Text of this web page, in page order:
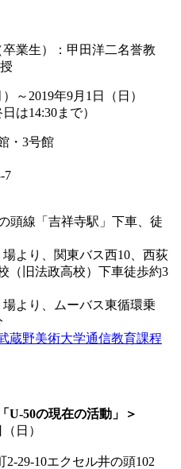
業生）：甲田洋二名誉教
～2019年9月1日（日）
は14:30まで）
・3号館
7
頭線「吉祥寺駅」下車、徒
より、関東バス西10、西荻
（旧法政高校）下車徒歩約3
場より、ムーバス東循環乗
蔵野美術大学通信教育課程
U-50の現在の活動」＞
日）
2-29-10エクセル井の頭102